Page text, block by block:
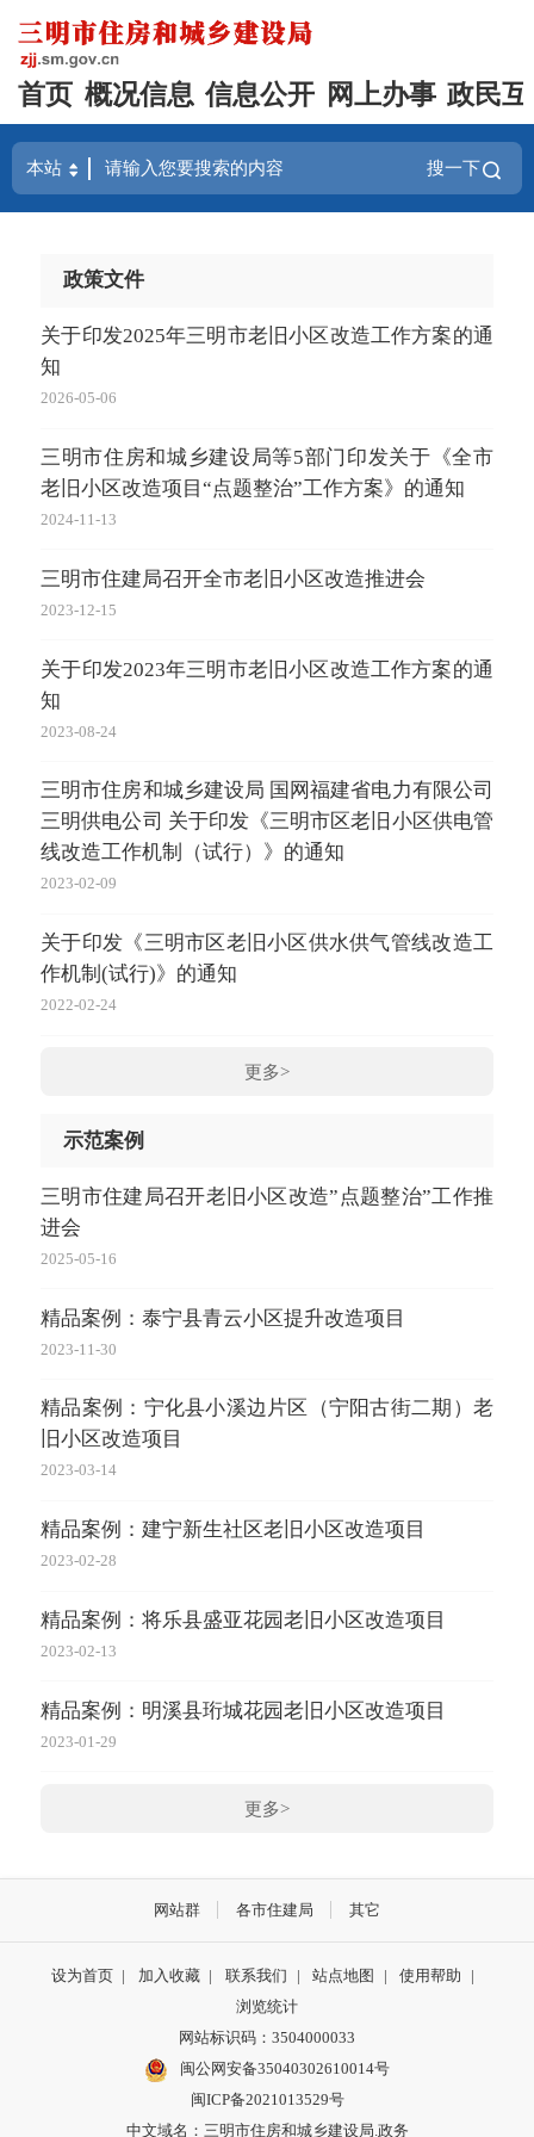
首页 概况信息 信息公开 网上办事 政民
搜一下
政策文件
关于印发2025年三明市老旧小区改造工作方案的通
知
2026-05-06
三明市住房和城乡建设局等5部门印发关于《全市
老旧小区改造项目“点题整治”工作方案》的通知
2024-11-13
三明市住建局召开全市老旧小区改造推进会
2023-12-15
关于印发2023年三明市老旧小区改造工作方案的通
知
2023-08-24
三明市住房和城乡建设局 国网福建省电力有限公司
三明供电公司 关于印发《三明市区老旧小区供电管
线改造工作机制（试行）》的通知
2023-02-09
关于印发《三明市区老旧小区供水供气管线改造工
作机制(试行)》的通知
2022-02-24
更多>
示范案例
三明市住建局召开老旧小区改造”点题整治”工作推
进会
2025-05-16
精品案例：泰宁县青云小区提升改造项目
2023-11-30
精品案例：宁化县小溪边片区（宁阳古街二期）老
旧小区改造项目
2023-03-14
精品案例：建宁新生社区老旧小区改造项目
2023-02-28
精品案例：将乐县盛亚花园老旧小区改造项目
2023-02-13
精品案例：明溪县珩城花园老旧小区改造项目
2023-01-29
更多>
网站群 各市住建局 其它
设为首页 | 加入收藏 | 联系我们 | 站点地图 | 使用帮助
|
浏览统计
网站标识码：3504000033
闽公网安备35040302610014号
闽ICP备2021013529号
中文域名：三明市住房和城乡建设局.政务